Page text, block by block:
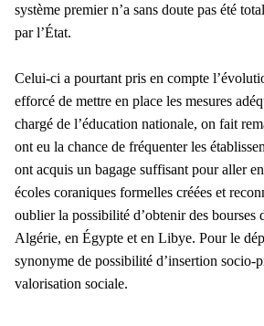
système premier n’a sans doute pas été
par l’État.
Celui-ci a pourtant pris en compte
efforcé de mettre en place les mesures
chargé de l’éducation nationale, on fait
ont eu la chance de fréquenter les
ont acquis un bagage suffisant pour aller
écoles coraniques formelles créées et
oublier la possibilité d’obtenir des bourses
Algérie, en Égypte et en Libye. Pour le
synonyme de possibilité d’insertion socio-
valorisation sociale.